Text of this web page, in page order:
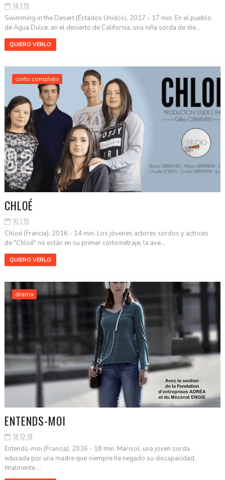
14.1.19
Swimming in the Desert (Estados Unidos), 2017 - 17 min. En el pueblo
de Agua Dulce, en el desierto de California, una niña sorda de die...
QUIERO VERLO
corto completo
CHLOÉ
10.1.19
Chloé (Francia), 2016 - 14 min. Los jóvenes actores sordos y actrices
de "Chloé" no están en su primer cortometraje; la ave...
QUIERO VERLO
drama
ENTENDS-MOI
18.12.18
Entends-moi (Francia), 2016 - 18 min. Marisol, una joven sorda
educada por una madre que siempre ha negado su discapacidad,
finalmente ...